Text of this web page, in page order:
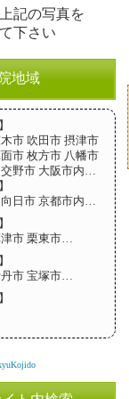
記の写真を
下さい
地域
市 吹田市 摂津市
市 枚方市 八幡市
野市 大阪市内…
日市 京都市内…
津市 栗東市…
丹市 宝塚市…